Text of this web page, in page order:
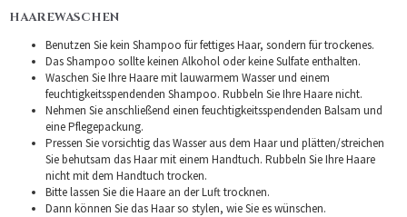
HAAREWASCHEN
Benutzen Sie kein Shampoo für fettiges Haar, sondern für trockenes.
Das Shampoo sollte keinen Alkohol oder keine Sulfate enthalten.
Waschen Sie Ihre Haare mit lauwarmem Wasser und einem
feuchtigkeitsspendenden Shampoo. Rubbeln Sie Ihre Haare nicht.
Nehmen Sie anschließend einen feuchtigkeitsspendenden Balsam und
eine Pflegepackung.
Pressen Sie vorsichtig das Wasser aus dem Haar und plätten/streichen
Sie behutsam das Haar mit einem Handtuch. Rubbeln Sie Ihre Haare
nicht mit dem Handtuch trocken.
Bitte lassen Sie die Haare an der Luft trocknen.
Dann können Sie das Haar so stylen, wie Sie es wünschen.